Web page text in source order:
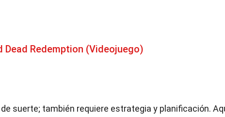
Dead Redemption (Videojuego)
suerte; también requiere estrategia y planificación.